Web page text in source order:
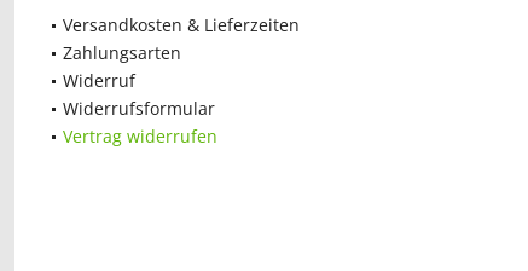
Versandkosten & Lieferzeiten
Zahlungsarten
Widerruf
Widerrufsformular
Vertrag widerrufen